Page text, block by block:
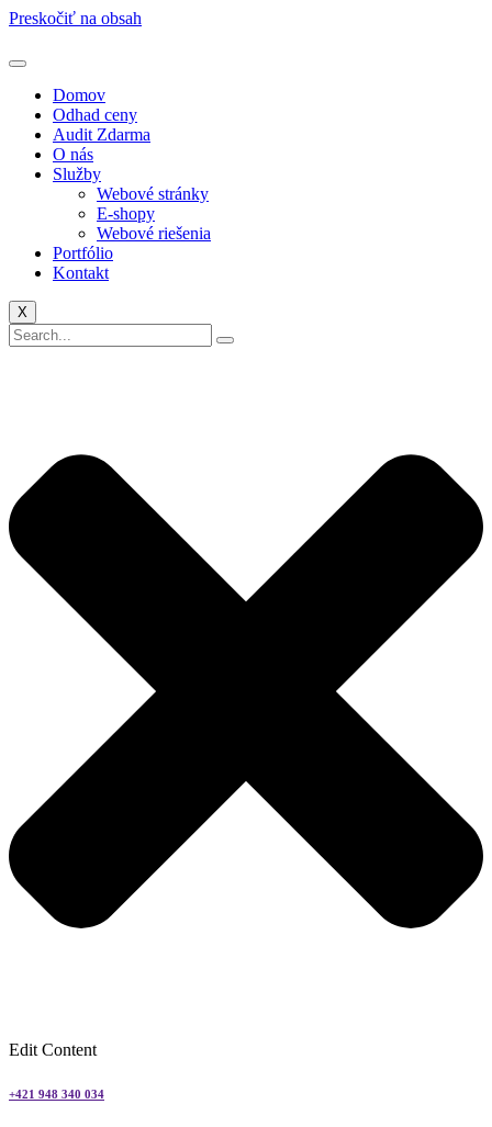
Preskočiť na obsah
Domov
Odhad ceny
Audit Zdarma
O nás
Služby
Webové stránky
E-shopy
Webové riešenia
Portfólio
Kontakt
X
Edit Content
+421 948 340 034